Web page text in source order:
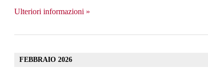
Ulteriori informazioni »
FEBBRAIO 2026